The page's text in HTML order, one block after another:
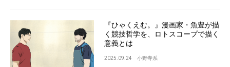
『ひゃくえむ。』漫画家・魚豊が描
く競技哲学を、ロトスコープで描く
意義とは
2025.09.24 小野寺系